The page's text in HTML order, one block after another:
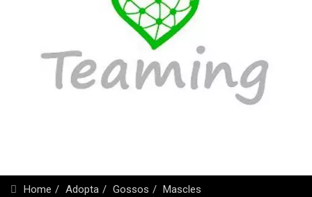
Home Adopta Gossos Mascles